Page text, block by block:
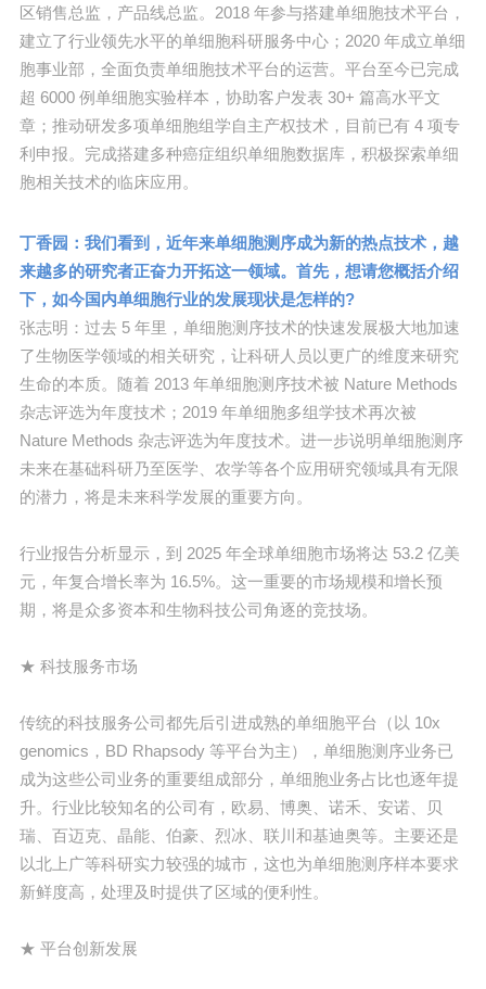
区销售总监，产品线总监。2018 年参与搭建单细胞技术平台，
建立了行业领先水平的单细胞科研服务中心；2020 年成立单细
胞事业部，全面负责单细胞技术平台的运营。平台至今已完成
超 6000 例单细胞实验样本，协助客户发表 30+ 篇高水平文
章；推动研发多项单细胞组学自主产权技术，目前已有 4 项专
利申报。完成搭建多种癌症组织单细胞数据库，积极探索单细
胞相关技术的临床应用。
丁香园：我们看到，近年来单细胞测序成为新的热点技术，越
来越多的研究者正奋力开拓这一领域。首先，想请您概括介绍
下，如今国内单细胞行业的发展现状是怎样的?
张志明：过去 5 年里，单细胞测序技术的快速发展极大地加速
了生物医学领域的相关研究，让科研人员以更广的维度来研究
生命的本质。随着 2013 年单细胞测序技术被 Nature Methods
杂志评选为年度技术；2019 年单细胞多组学技术再次被
Nature Methods 杂志评选为年度技术。进一步说明单细胞测序
未来在基础科研乃至医学、农学等各个应用研究领域具有无限
的潜力，将是未来科学发展的重要方向。
行业报告分析显示，到 2025 年全球单细胞市场将达 53.2 亿美
元，年复合增长率为 16.5%。这一重要的市场规模和增长预
期，将是众多资本和生物科技公司角逐的竞技场。
★ 科技服务市场
传统的科技服务公司都先后引进成熟的单细胞平台（以 10x
genomics，BD Rhapsody 等平台为主），单细胞测序业务已
成为这些公司业务的重要组成部分，单细胞业务占比也逐年提
升。行业比较知名的公司有，欧易、博奥、诺禾、安诺、贝
瑞、百迈克、晶能、伯豪、烈冰、联川和基迪奥等。主要还是
以北上广等科研实力较强的城市，这也为单细胞测序样本要求
新鲜度高，处理及时提供了区域的便利性。
★ 平台创新发展